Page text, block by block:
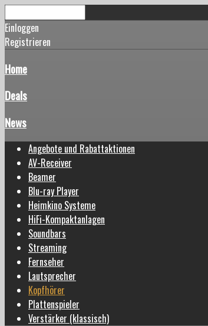
Einloggen
Registrieren
Home
Deals
News
Angebote und Rabattaktionen
AV-Receiver
Beamer
Blu-ray Player
Heimkino Systeme
HiFi-Kompaktanlagen
Soundbars
Streaming
Fernseher
Lautsprecher
Kopfhörer
Plattenspieler
Verstärker (klassisch)